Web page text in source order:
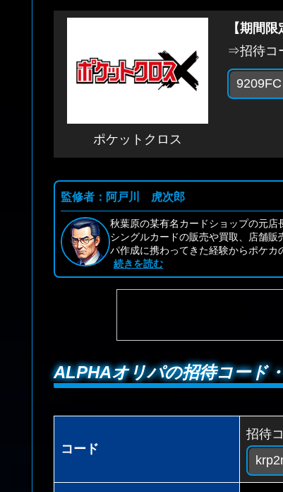
ポケットクロス
【期間
⇒招待コ
9209FC
監修者：阿戸川 虎次郎
秋葉原の某有名カードショップの元店
シングルカードの販売や買取、店舗販
パ作成に携わってきた経験からポケカ
続きを読む
ALPHAオリパの招待コード
コード
招待